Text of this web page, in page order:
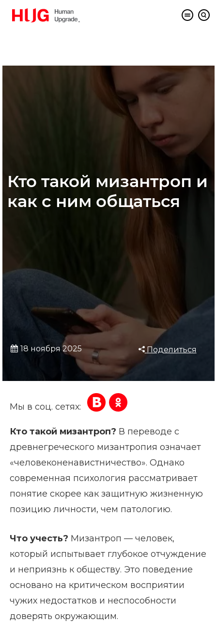
Кто такой мизантроп и
как с ним общаться
18 ноября 2025 Поделиться
Мы в соц. сетях:
Кто такой мизантроп? В переводе с
древнегреческого мизантропия означает
«человеконенавистничество». Однако
современная психология рассматривает
понятие скорее как защитную жизненную
позицию личности, чем патологию.
Что учесть? Мизантроп — человек,
который испытывает глубокое отчуждение
и неприязнь к обществу. Это поведение
основано на критическом восприятии
чужих недостатков и неспособности
доверять окружающим.